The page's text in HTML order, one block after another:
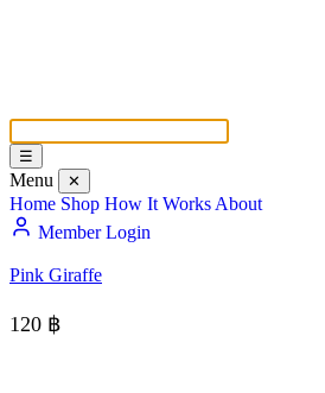
☰
Menu ✕
Home Shop How It Works About
Member Login
Pink Giraffe
120 ฿